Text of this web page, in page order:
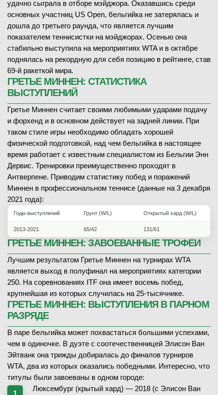
удачно сыграла в отборе мэйджора. Оказавшись среди
основных участниц US Open, бельгийка не затерялась и
дошла до третьего раунда, что является лучшим
показателем теннисистки на мэйджорах. Осенью она
стабильно выступила на мероприятиях WTA и в октябре
поднялась на рекордную для себя позицию в рейтинге, став
69-й ракеткой мира.
ГРЕТЬЕ МИННЕН: СТАТИСТИКА
ВЫСТУПЛЕНИЙ
Гретье Миннен считает своими любимыми ударами подачу
и форхенд и в основном действует на задней линии. При
таком стиле игры необходимо обладать хорошей
физической подготовкой, над чем бельгийка в настоящее
время работает с известным специалистом из Бельгии Энн
Дервис. Тренировки преимущественно проходят в
Антверпене. Приводим статистику побед и поражений
Миннен в профессиональном теннисе (данные на 3 декабря
2021 года):
Годы выступлений Грунт (W/L) Открытый хард (W/L)
2013-2021 65/42 131/61 45/
ГРЕТЬЕ МИННЕН: ЗАВОЕВАННЫЕ ТРОФЕИ
Лучшим результатом Гретье Миннен на турнирах WTA
является выход в полуфинал на мероприятиях категории
250. На соревнованиях ITF она имеет восемь побед,
крупнейшая из которых случилась на 25-тысячнике.
ГРЕТЬЕ МИННЕН: ВЫСТУПЛЕНИЯ В ПАРНОМ
РАЗРЯДЕ
В паре бельгийка может похвастаться большими успехами,
чем в одиночке. В дуэте с соотечественницей Элисон Ван
Эйтванк она трижды добиралась до финалов турниров
WTA, два из которых оказались победными. Интересно, что
титулы были завоеваны в одном городе:
Люксембург (крытый хард) — 2018 (с Элисон Ван